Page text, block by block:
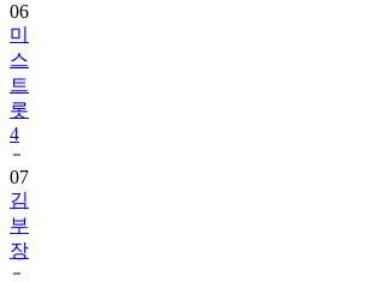
06
미
스
트
롯
4
07
김
부
장